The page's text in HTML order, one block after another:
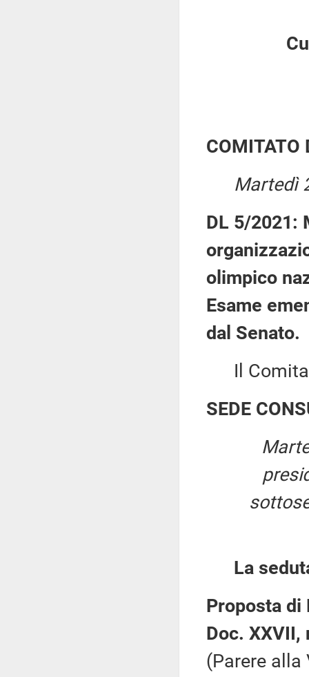
COMITATO
Martedì
DL 5/2021:
olimpico
Esame
dal Senato.
Il
SEDE
La
Proposta di
Doc. XXVII,
(Parere alla